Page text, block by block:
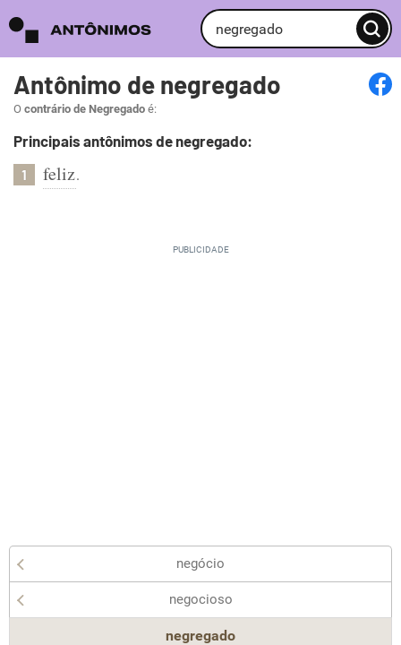
Antônimo de negregado
O contrário de Negregado é:
Principais antônimos de negregado:
1 feliz.
negócio
negocioso
negregado